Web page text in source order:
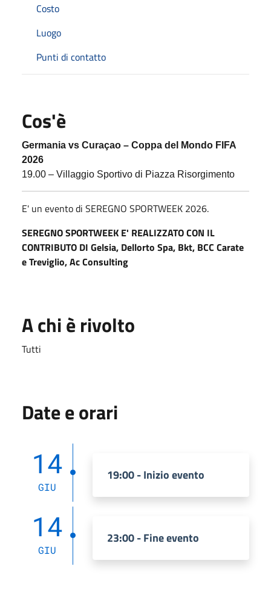
Costo
Luogo
Punti di contatto
Cos'è
Germania vs Curaçao – Coppa del Mondo FIFA
2026
19.00 – Villaggio Sportivo di Piazza Risorgimento
E' un evento di SEREGNO SPORTWEEK 2026.
SEREGNO SPORTWEEK E' REALIZZATO CON IL
CONTRIBUTO DI Gelsia, Dellorto Spa, Bkt, BCC Carate
e Treviglio, Ac Consulting
A chi è rivolto
Tutti
Date e orari
14
GIU
19:00 - Inizio evento
14
GIU
23:00 - Fine evento